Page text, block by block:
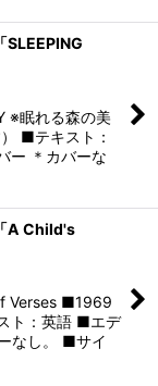
SLEEPING
※眠れる森の美
■テキスト：
ー ＊カバーな
A Child's
Verses ■1969
ト：英語 ■エデ
なし。 ■サイ